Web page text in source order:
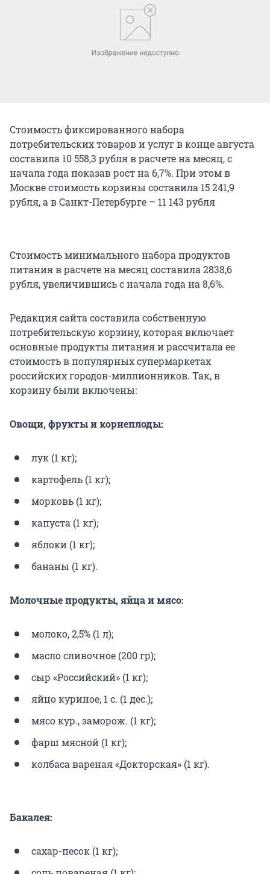
Стоимость фиксированного набора
потребительских товаров и услуг в конце августа
составила 10 558,3 рубля в расчете на месяц, с
начала года показав рост на 6,7%. При этом в
Москве стоимость корзины составила 15 241,9
рубля, а в Санкт-Петербурге – 11 143 рубля
Стоимость минимального набора продуктов
питания в расчете на месяц составила 2838,6
рубля, увеличившись с начала года на 8,6%.
Редакция сайта составила собственную
потребительскую корзину, которая включает
основные продукты питания и рассчитала ее
стоимость в популярных супермаркетах
российских городов-миллионников. Так, в
корзину были включены:
Овощи, фрукты и корнеплоды:
лук (1 кг);
картофель (1 кг);
морковь (1 кг);
капуста (1 кг);
яблоки (1 кг);
бананы (1 кг).
Молочные продукты, яйца и мясо:
молоко, 2,5% (1 л);
масло сливочное (200 гр);
сыр «Российский» (1 кг);
яйцо куриное, 1 с. (1 дес.);
мясо кур., заморож. (1 кг);
фарш мясной (1 кг);
колбаса вареная «Докторская» (1 кг).
Бакалея:
сахар-песок (1 кг);